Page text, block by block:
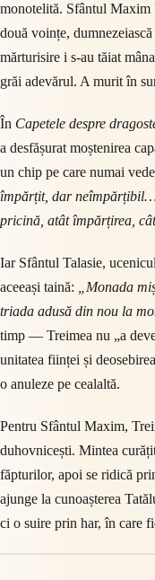
monotelită. Sfântul Maxim
două voințe, dumnezeiască
mărturisire i s-au tăiat
grăi adevărul. A murit în
În Capetele despre
a desfășurat moștenirea
un chip pe care numai
împărțit, dar
pricină, atât împărțirea,
Iar Sfântul Talasie,
aceeași taină:
„Monada
triada adusă din nou la
timp — Treimea nu „a
unitatea ființei și
o anuleze pe cealaltă.
Pentru Sfântul Maxim,
duhovnicești. Mintea
făpturilor, apoi se ridică
ajunge la cunoașterea
ci o suire prin har, în care